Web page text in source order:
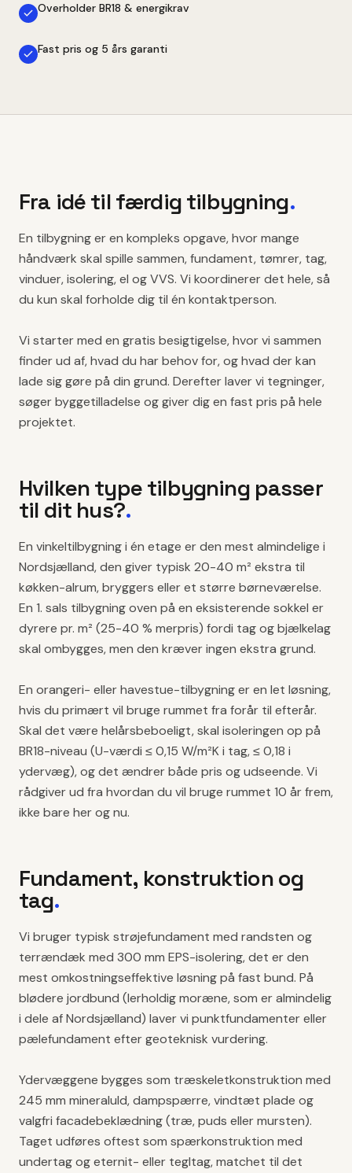
Overholder BR18 & energikrav
Fast pris og 5 års garanti
Fra idé til færdig tilbygning.
En tilbygning er en kompleks opgave, hvor mange
håndværk skal spille sammen, fundament, tømrer, tag,
vinduer, isolering, el og VVS. Vi koordinerer det hele, så
du kun skal forholde dig til én kontaktperson.
Vi starter med en gratis besigtigelse, hvor vi sammen
finder ud af, hvad du har behov for, og hvad der kan
lade sig gøre på din grund. Derefter laver vi tegninger,
søger byggetilladelse og giver dig en fast pris på hele
projektet.
Hvilken type tilbygning passer
til dit hus?.
En vinkeltilbygning i én etage er den mest almindelige i
Nordsjælland, den giver typisk 20-40 m² ekstra til
køkken-alrum, bryggers eller et større børneværelse.
En 1. sals tilbygning oven på en eksisterende sokkel er
dyrere pr. m² (25-40 % merpris) fordi tag og bjælkelag
skal ombygges, men den kræver ingen ekstra grund.
En orangeri- eller havestue-tilbygning er en let løsning,
hvis du primært vil bruge rummet fra forår til efterår.
Skal det være helårsbeboeligt, skal isoleringen op på
BR18-niveau (U-værdi ≤ 0,15 W/m²K i tag, ≤ 0,18 i
ydervæg), og det ændrer både pris og udseende. Vi
rådgiver ud fra hvordan du vil bruge rummet 10 år frem,
ikke bare her og nu.
Fundament, konstruktion og
tag.
Vi bruger typisk strøjefundament med randsten og
terrændæk med 300 mm EPS-isolering, det er den
mest omkostningseffektive løsning på fast bund. På
blødere jordbund (lerholdig moræne, som er almindelig
i dele af Nordsjælland) laver vi punktfundamenter eller
pælefundament efter geoteknisk vurdering.
Ydervæggene bygges som træskeletkonstruktion med
245 mm mineraluld, dampspærre, vindtæt plade og
valgfri facadebeklædning (træ, puds eller mursten).
Taget udføres oftest som spærkonstruktion med
undertag og eternit- eller tegltag, matchet til det